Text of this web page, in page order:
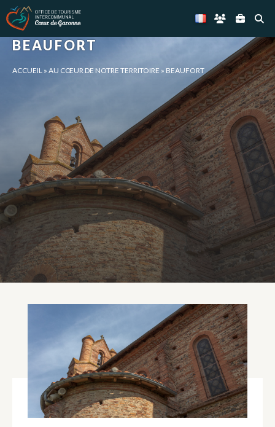
BEAUFORT
ACCUEIL » AU CŒUR DE NOTRE TERRITOIRE » BEAUFORT
Panneau de gestion des cookies